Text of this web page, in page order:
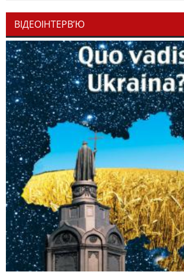
ВІДЕОІНТЕРВ’Ю